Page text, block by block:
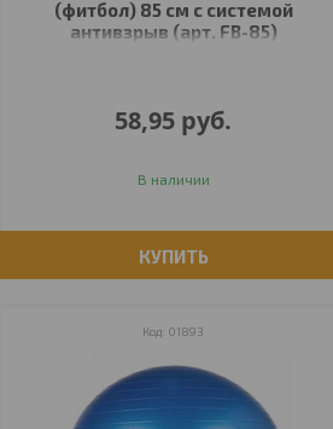
(фитбол) 85 см с системой
антивзрыв (арт. FB-85)
58,95 руб.
В наличии
КУПИТЬ
01893